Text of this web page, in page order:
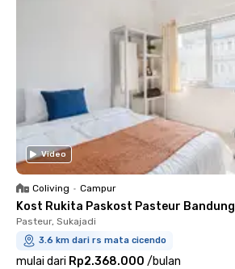
Video
Coliving • Campur
Kost Rukita Paskost Pasteur Bandung
Pasteur, Sukajadi
3.6 km dari rs mata cicendo
mulai dari Rp2.368.000 /bulan